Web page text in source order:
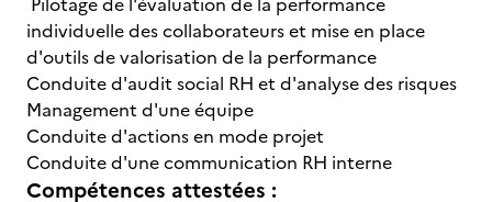
individuelle des collaborateurs et mise en place
d'outils de valorisation de la performance
Conduite d'audit social RH et d'analyse des risques
Management d'une équipe
Conduite d'actions en mode projet
Conduite d'une communication RH interne
Compétences attestées :